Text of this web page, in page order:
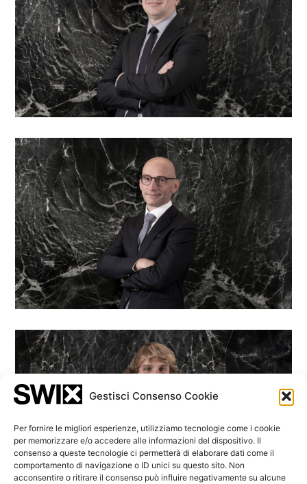
Gestisci Consenso Cookie
Per fornire le migliori esperienze, utilizziamo tecnologie come i cookie
per memorizzare e/o accedere alle informazioni del dispositivo. Il
consenso a queste tecnologie ci permetterà di elaborare dati come il
comportamento di navigazione o ID unici su questo sito. Non
acconsentire o ritirare il consenso può influire negativamente su alcune
Paolo Pierobon
Consulente senior agli investimenti, CFA
Giulio Schoen
Consulente agli investimenti